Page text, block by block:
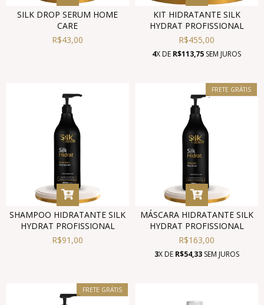
SILK DROP SERUM HOME
CARE
R$43,00
KIT HIDRATANTE SILK
HYDRAT PROFISSIONAL
R$455,00
4X DE R$113,75 SEM JUROS
SHAMPOO HIDRATANTE SILK
HYDRAT PROFISSIONAL
R$91,00
FRETE GRÁTIS
MÁSCARA HIDRATANTE SILK
HYDRAT PROFISSIONAL
R$163,00
3X DE R$54,33SEM JUROS
FRETE GRÁTIS